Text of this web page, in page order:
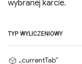
wybranej karcie.
TYP WYLICZENIOWY
„currentTab”